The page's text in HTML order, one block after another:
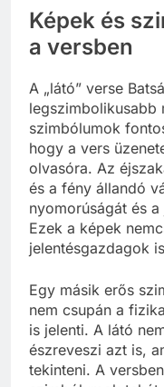
Képek és
a versben
A „látó” verse
legszimbolikusabb
szimbólumok
hogy a vers
olvasóra. Az
és a fény állandó
nyomorúságát és a
Ezek a képek
Egy másik erős
nem csupán a
is jelenti. A látó
észreveszi azt is,